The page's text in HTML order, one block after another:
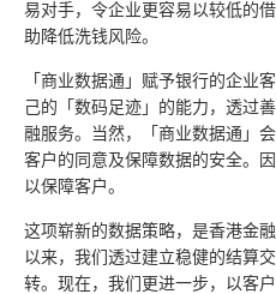
易对手，令企业更容易以较低的
助降低洗钱风险。
「商业数据通」赋予银行的企业
己的「数码足迹」的能力，透过
融服务。当然，「商业数据通」
客户的同意及保障数据的安全。
以保障客户。
这项崭新的数据策略，是香港金
以来，我们透过建立稳健的结算
转。现在，我们更进一步，以客